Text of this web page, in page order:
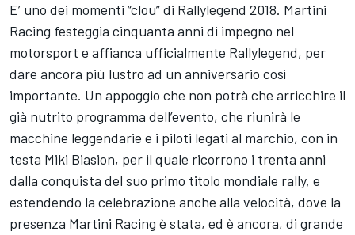
E’ uno dei momenti “clou” di Rallylegend 2018. Martini
Racing festeggia cinquanta anni di impegno nel
motorsport e affianca ufficialmente Rallylegend, per
dare ancora più lustro ad un anniversario così
importante. Un appoggio che non potrà che arricchire il
già nutrito programma dell’evento, che riunirà le
macchine leggendarie e i piloti legati al marchio, con in
testa Miki Biasion, per il quale ricorrono i trenta anni
dalla conquista del suo primo titolo mondiale rally, e
estendendo la celebrazione anche alla velocità, dove la
presenza Martini Racing è stata, ed è ancora, di grande